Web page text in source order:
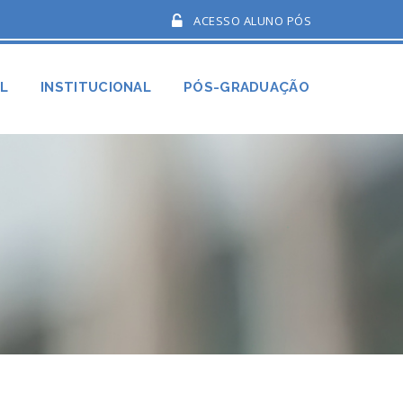
INSTITUCIONAL PÓS-GRADUAÇÃO
ACESSO ALUNO PÓS